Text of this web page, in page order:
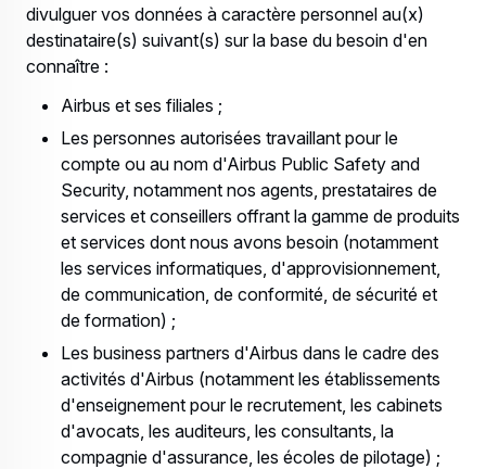
divulguer vos données à caractère personnel au(x)
destinataire(s) suivant(s) sur la base du besoin d'en
connaître :
Airbus et ses filiales ;
Les personnes autorisées travaillant pour le
compte ou au nom d'Airbus Public Safety and
Security, notamment nos agents, prestataires de
services et conseillers offrant la gamme de produits
et services dont nous avons besoin (notamment
les services informatiques, d'approvisionnement,
de communication, de conformité, de sécurité et
de formation) ;
Les business partners d'Airbus dans le cadre des
activités d'Airbus (notamment les établissements
d'enseignement pour le recrutement, les cabinets
d'avocats, les auditeurs, les consultants, la
compagnie d'assurance, les écoles de pilotage) ;